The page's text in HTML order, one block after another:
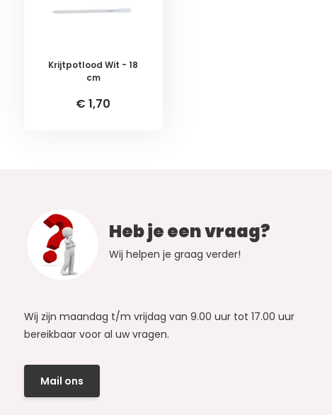
Krijtpotlood Wit - 18
cm
€ 1,70
Heb je een vraag?
Wij helpen je graag verder!
Wij zijn maandag t/m vrijdag van 9.00 uur tot 17.00 uur
bereikbaar voor al uw vragen.
Mail ons